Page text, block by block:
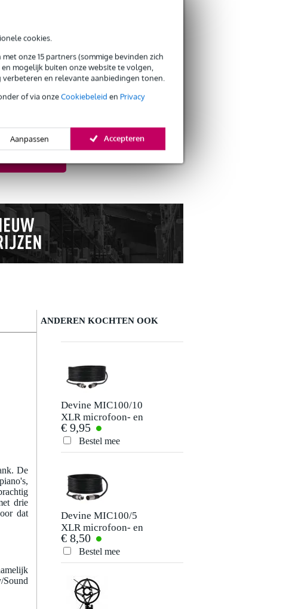
cookies.
onze 15 partners (sommige bevinden zich
mogelijk buiten onze website te volgen,
verbeteren en relevante aanbiedingen tonen.
of via onzeCookiebeleid en Privacy
Aanpassen Accepteren
Gratis retourneren
Gratis CO2-neutrale verzending
De
drie
dat
Sound
ANDEREN KOCHTEN OOK
Devine MIC100/10
XLR microfoon- en
signaalkabel 10
meter
€ 9,95
Bestel mee
Devine MIC100/5
XLR microfoon- en
signaalkabel 5
meter
€ 8,50
Bestel mee